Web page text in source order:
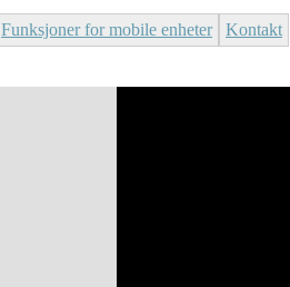
Funksjoner for mobile enheter
Kontakt